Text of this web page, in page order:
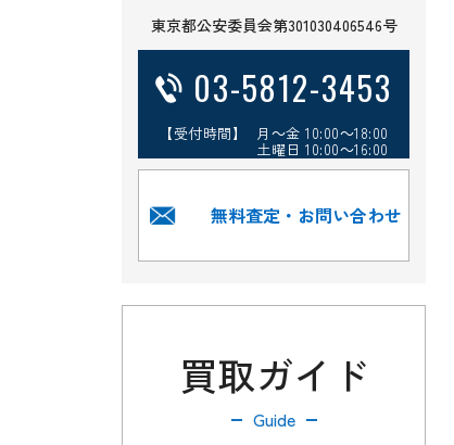
東京都公安委員会第301030406546号
03-5812-3453
【受付時間】 月～金 10:00～18:00
土曜日 10:00～16:00
無料査定・お問い合わせ
買取ガイド
Guide